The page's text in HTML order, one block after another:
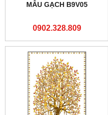
MẪU GẠCH B9V05
0902.328.809